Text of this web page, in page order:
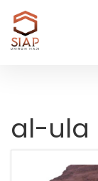
al-ula